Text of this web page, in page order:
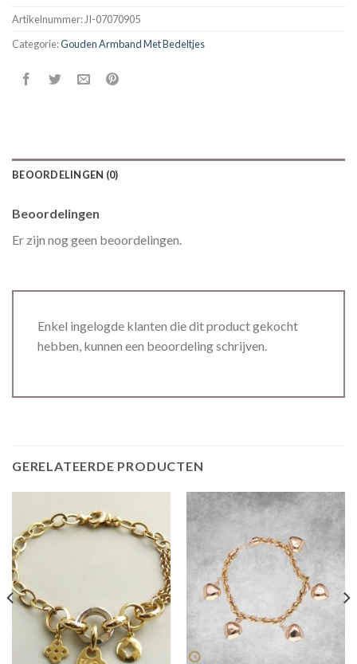
Artikelnummer:JI-07070905
Categorie:Gouden Armband Met Bedeltjes
BEOORDELINGEN (0)
Beoordelingen
Er zijn nog geen beoordelingen.
Enkel ingelogde klanten die dit product gekocht
hebben, kunnen een beoordeling schrijven.
GERELATEERDE PRODUCTEN